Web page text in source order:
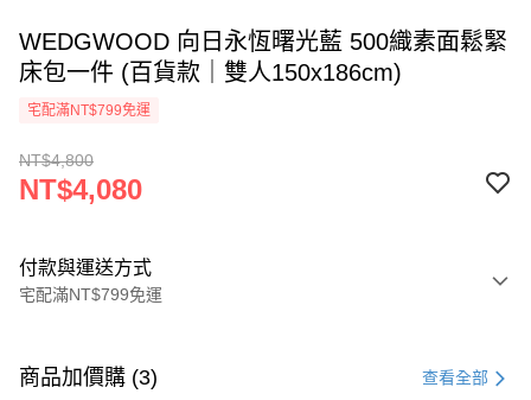
WEDGWOOD 向日永恆曙光藍 500織素面鬆緊
床包一件 (百貨款｜雙人150x186cm)
宅配滿NT$799免運
NT$4,800
NT$4,080
付款與運送方式
宅配滿NT$799免運
信用卡一次付款
商品加價購 (3) 查看全部